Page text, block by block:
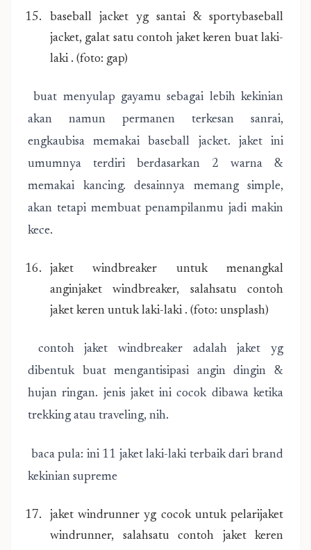
baseball jacket yg santai & sportybaseball
jacket, galat satu contoh jaket keren buat laki-
laki . (foto: gap)
buat menyulap gayamu sebagai lebih kekinian
akan namun permanen terkesan sanrai,
engkaubisa memakai baseball jacket. jaket ini
umumnya terdiri berdasarkan 2 warna &
memakai kancing. desainnya memang simple,
akan tetapi membuat penampilanmu jadi makin
kece.
jaket windbreaker untuk menangkal
anginjaket windbreaker, salahsatu contoh
jaket keren untuk laki-laki . (foto: unsplash)
contoh jaket windbreaker adalah jaket yg
dibentuk buat mengantisipasi angin dingin &
hujan ringan. jenis jaket ini cocok dibawa ketika
trekking atau traveling, nih.
baca pula: ini 11 jaket laki-laki terbaik dari brand
kekinian supreme
jaket windrunner yg cocok untuk pelarijaket
windrunner, salahsatu contoh jaket keren